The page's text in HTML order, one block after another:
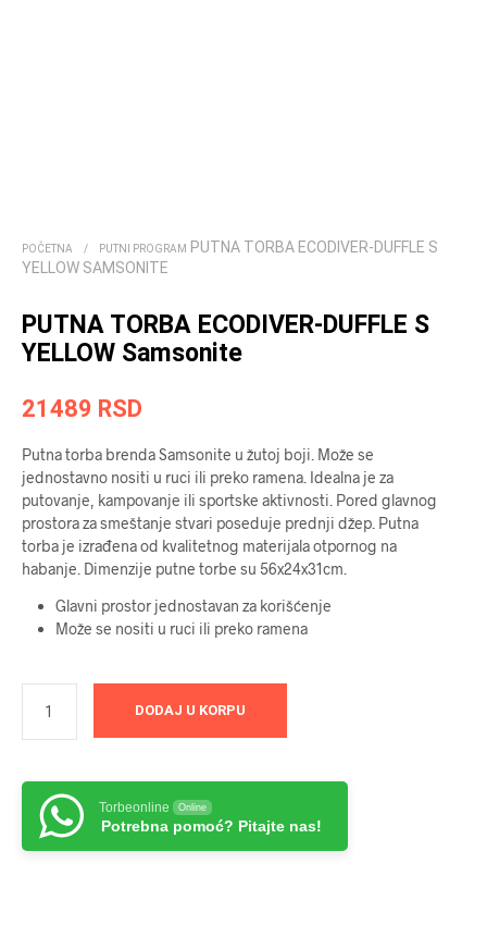
POČETNA / PUTNI PROGRAM
PUTNA TORBA ECODIVER-DUFFLE S
YELLOW SAMSONITE
PUTNA TORBA ECODIVER-DUFFLE S
YELLOW Samsonite
21489 RSD
Putna torba brenda Samsonite u žutoj boji. Može se
jednostavno nositi u ruci ili preko ramena. Idealna je za
putovanje, kampovanje ili sportske aktivnosti. Pored glavnog
prostora za smeštanje stvari poseduje prednji džep. Putna
torba je izrađena od kvalitetnog materijala otpornog na
habanje. Dimenzije putne torbe su 56x24x31cm.
Glavni prostor jednostavan za korišćenje
Može se nositi u ruci ili preko ramena
DODAJ U KORPU
Torbeonline Online
Potrebna pomoć? Pitajte nas!